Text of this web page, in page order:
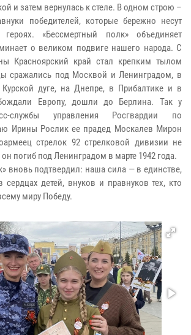
и затем вернулась к стеле. В одном строю –
победителей, которые бережно несут
«Бессмертный полк» объединяет
о великом подвиге нашего народа. С
Красноярский край стал крепким тылом
сражались под Москвой и Ленинградом, в
дуге, на Днепре, в Прибалтике и в
Европу, дошли до Берлина. Так у
службы управления Росгвардии по
Ирины Рослик ее прадед Москалев Мирон
стрелок 92 стрелковой дивизии не
погиб под Ленинградом в марте 1942 года.
вновь подтвердил: наша сила — в единстве,
детей, внуков и правнуков тех, кто
миру Победу.